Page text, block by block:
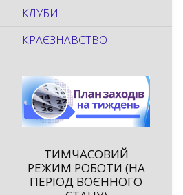
КЛУБИ
КРАЄЗНАВСТВО
ТИМЧАСОВИЙ
РЕЖИМ РОБОТИ (НА
ПЕРІОД ВОЄННОГО